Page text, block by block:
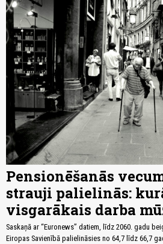
Pensionēšanās
strauji palielinās:
visgarākais darba
Saskaņā ar “Euronews” datiem, līdz 2060. gadu
Eiropas Savienībā palielināsies no 64,7 līdz 66,7